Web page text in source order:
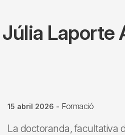
Júlia Laporte
15 abril 2026 - Formació
La doctoranda, facultativa